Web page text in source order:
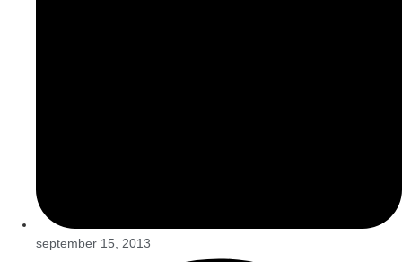
september 15, 2013